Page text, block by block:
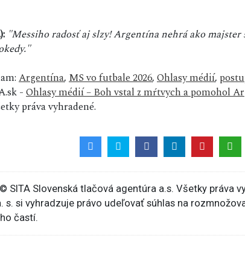
"Messiho radosť aj slzy! Argentína nehrá ako majster
Argentína,MS vo futbale 2026,Ohlasy médií,
-Ohlasy médií – Boh vstal z mŕtvych a pomohol
práva vyhradené.
SITA Slovenská tlačová agentúra a.s. Všetky práva
s. si vyhradzuje právo udeľovať súhlas na
častí.